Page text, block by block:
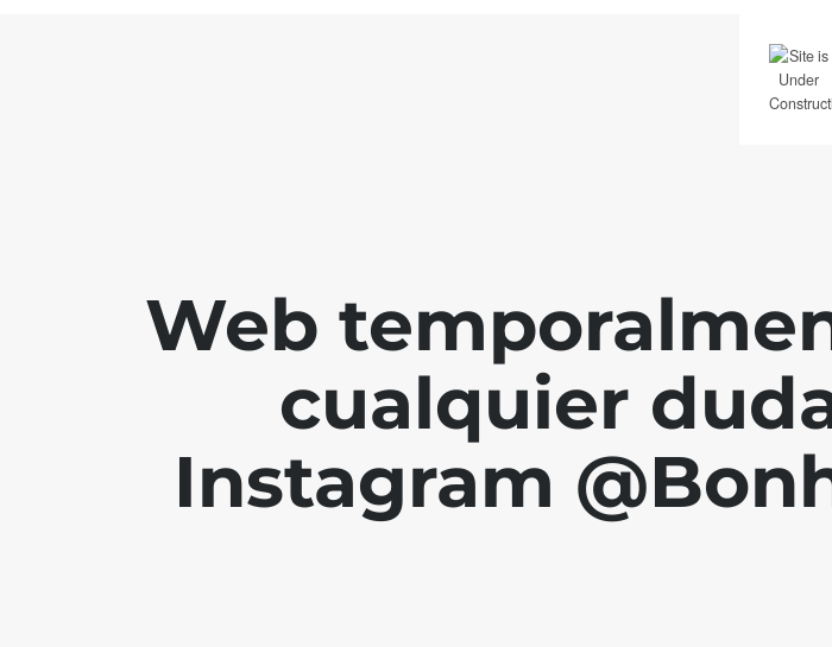
Web
cualquier
Instagram